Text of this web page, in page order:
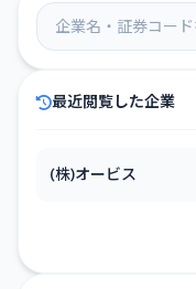
最近閲覧した企業
(株)オービス